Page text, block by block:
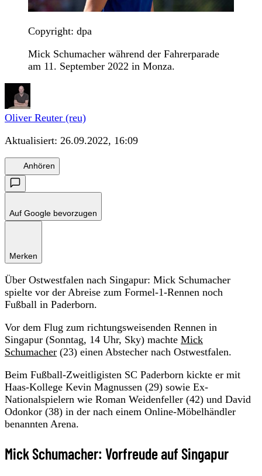
Copyright: dpa
Mick Schumacher während der Fahrerparade
am 11. September 2022 in Monza.
Oliver Reuter (reu)
Aktualisiert: 26.09.2022, 16:09
Anhören
Auf Google bevorzugen
Merken
Über Ostwestfalen nach Singapur: Mick Schumacher
spielte vor der Abreise zum Formel-1-Rennen noch
Fußball in Paderborn.
Vor dem Flug zum richtungsweisenden Rennen in
Singapur (Sonntag, 14 Uhr, Sky) machte Mick
Schumacher (23) einen Abstecher nach Ostwestfalen.
Beim Fußball-Zweitligisten SC Paderborn kickte er mit
Haas-Kollege Kevin Magnussen (29) sowie Ex-
Nationalspielern wie Roman Weidenfeller (42) und David
Odonkor (38) in der nach einem Online-Möbelhändler
benannten Arena.
Mick Schumacher: Vorfreude auf Singapur